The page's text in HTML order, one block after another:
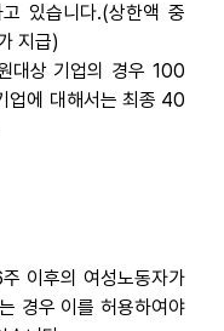
있습니다.(상한액 중
지급)
대상 기업의 경우 100
업에 대해서는 최종 40
이후의 여성노동자가
경우 이를 허용하여야